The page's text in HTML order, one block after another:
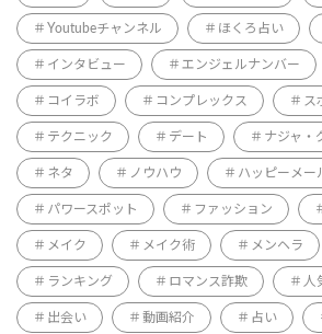
Youtubeチャンネル ほくろ占い
インタビュー エンジェルナンバー
コイラボ コンプレックス ス
テクニック デート ナジャ・
ネタ ノウハウ ハッピーメー
パワースポット ファッション
メイク メイク術 メンヘラ
ランキング ロマンス詐欺 人
出会い 動画紹介 占い